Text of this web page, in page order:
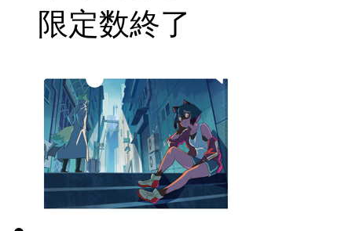
限定数終了